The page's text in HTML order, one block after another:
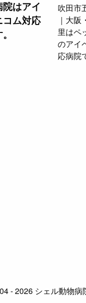
院はアイ
ム対応
- 2026 シェル動物病